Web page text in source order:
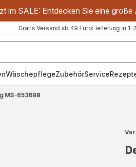
im SALE: Entdecken Sie eine große
Gratis Versand ab 49 EuroLieferung in 1-
WäschepflegeZubehörService
MS-653698